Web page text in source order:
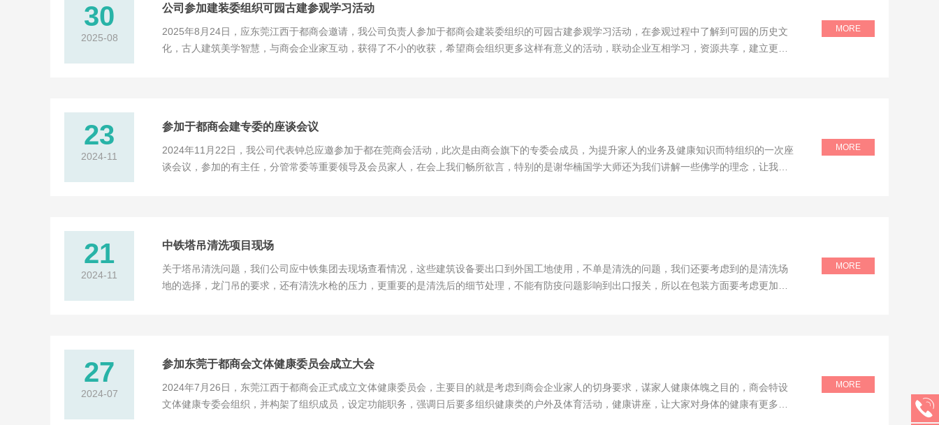
30
2025-08
公司参加建装委组织可园古建参观学习活动
2025年8月24日，应东莞江西于都商会邀请，我公司负责人参加于都商会建装委组织的可园古建参观学习活动，在参观过程中了解到可园的历史文
化，古人建筑美学智慧，与商会企业家互动，获得了不小的收获，希望商会组织更多这样有意义的活动，联动企业互相学习，资源共享，建立更多
MORE
23
2024-11
参加于都商会建专委的座谈会议
2024年11月22日，我公司代表钟总应邀参加于都在莞商会活动，此次是由商会旗下的专委会成员，为提升家人的业务及健康知识而特组织的一次座
谈会议，参加的有主任，分管常委等重要领导及会员家人，在会上我们畅所欲言，特别的是谢华楠国学大师还为我们讲解一些佛学的理念，让我们
MORE
21
2024-11
中铁塔吊清洗项目现场
关于塔吊清洗问题，我们公司应中铁集团去现场查看情况，这些建筑设备要出口到外国工地使用，不单是清洗的问题，我们还要考虑到的是清洗场
地的选择，龙门吊的要求，还有清洗水枪的压力，更重要的是清洗后的细节处理，不能有防疫问题影响到出口报关，所以在包装方面要考虑更加周
MORE
27
2024-07
参加东莞于都商会文体健康委员会成立大会
2024年7月26日，东莞江西于都商会正式成立文体健康委员会，主要目的就是考虑到商会企业家人的切身要求，谋家人健康体魄之目的，商会特设
文体健康专委会组织，并构架了组织成员，设定功能职务，强调日后要多组织健康类的户外及体育活动，健康讲座，让大家对身体的健康有更多的
MORE